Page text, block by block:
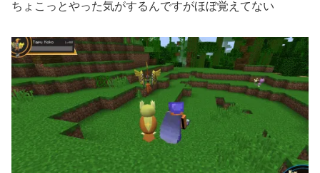
ちょこっとやった気がするんですがほぼ覚えてない